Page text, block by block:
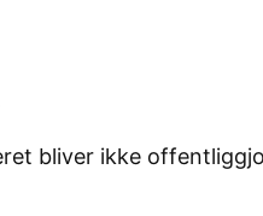
bliver ikke